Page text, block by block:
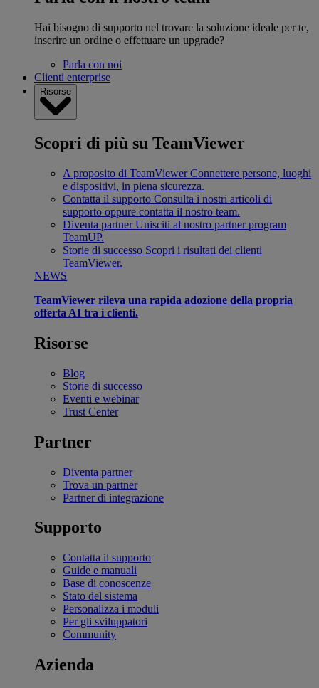
Hai bisogno di supporto nel trovare la soluzione ideale per te,
inserire un ordine o effettuare un upgrade?
Parla con noi
Clienti enterprise
Risorse
Scopri di più su TeamViewer
A proposito di TeamViewer Connettere persone, luoghi
e dispositivi, in piena sicurezza.
Contatta il supporto Consulta i nostri articoli di
supporto oppure contatta il nostro team.
Diventa partner Unisciti al nostro partner program
TeamUP.
Storie di successo Scopri i risultati dei clienti
TeamViewer.
NEWS
TeamViewer rileva una rapida adozione della propria
offerta AI tra i clienti.
Risorse
Blog
Storie di successo
Eventi e webinar
Trust Center
Partner
Diventa partner
Trova un partner
Partner di integrazione
Supporto
Contatta il supporto
Guide e manuali
Base di conoscenze
Stato del sistema
Personalizza i moduli
Per gli sviluppatori
Community
Azienda